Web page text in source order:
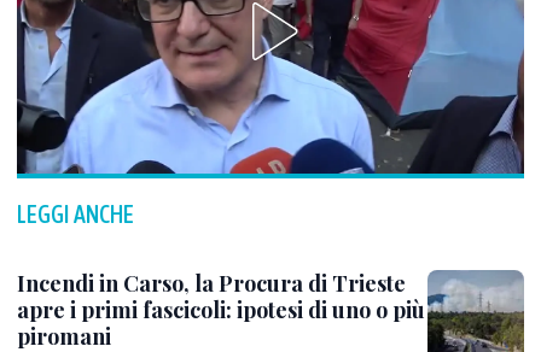
LEGGI ANCHE
Incendi in Carso, la Procura di Trieste
apre i primi fascicoli: ipotesi di uno o più
piromani